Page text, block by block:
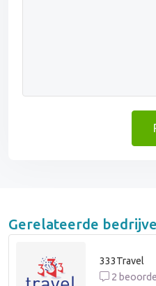
Gerelateerde
333Travel
2